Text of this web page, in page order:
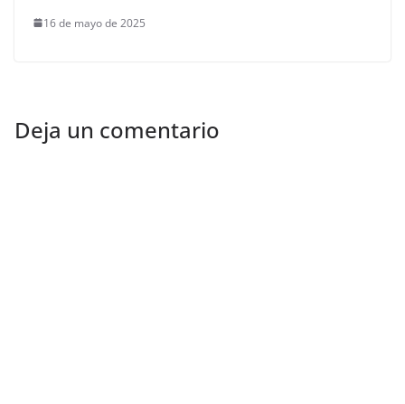
16 de mayo de 2025
Deja un comentario